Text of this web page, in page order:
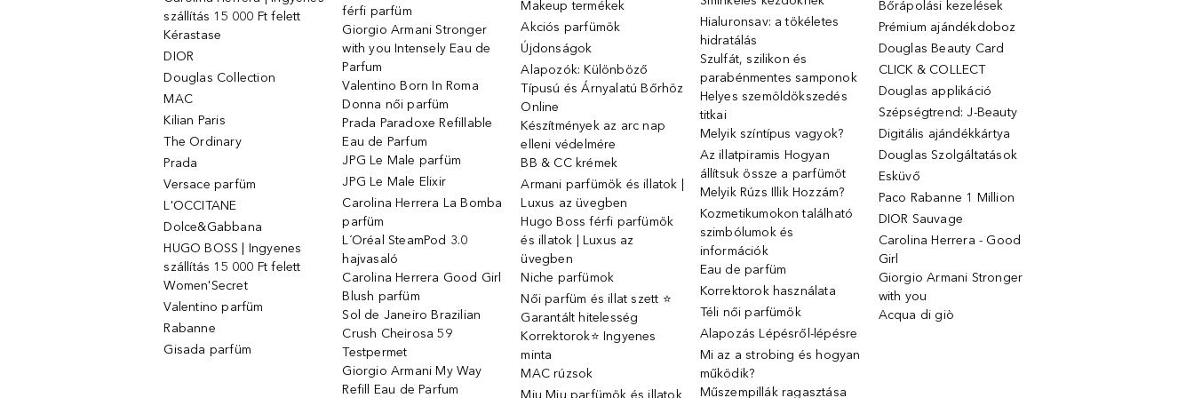
szállítás 15 000 Ft felett
Kérastase
DIOR
Douglas Collection
MAC
Kilian Paris
The Ordinary
Prada
Versace parfüm
L'OCCITANE
Dolce&Gabbana
HUGO BOSS | Ingyenes
szállítás 15 000 Ft felett
Women'Secret
Valentino parfüm
Rabanne
Gisada parfüm
férfi parfüm
Giorgio Armani Stronger
with you Intensely Eau de
Parfum
Valentino Born In Roma
Donna női parfüm
Prada Paradoxe Refillable
Eau de Parfum
JPG Le Male parfüm
JPG Le Male Elixir
Carolina Herrera La Bomba
parfüm
L´Oréal SteamPod 3.0
hajvasaló
Carolina Herrera Good Girl
Blush parfüm
Sol de Janeiro Brazilian
Crush Cheirosa 59
Testpermet
Giorgio Armani My Way
Refill Eau de Parfum
Makeup termékek
Akciós parfümök
Újdonságok
Alapozók: Különböző
Típusú és Árnyalatú Bőrhöz
Online
Készítmények az arc nap
elleni védelmére
BB & CC krémek
Armani parfümök és illatok |
Luxus az üvegben
Hugo Boss férfi parfümök
és illatok | Luxus az
üvegben
Niche parfümok
Női parfüm és illat szett ⭐
Garantált hitelesség
Korrektorok⭐ Ingyenes
minta
MAC rúzsok
Miu Miu parfümök és illatok
Hialuronsav: a tökéletes
hidratálás
Szulfát, szilikon és
parabénmentes samponok
Helyes szemöldökszedés
titkai
Melyik színtípus vagyok?
Az illatpiramis Hogyan
állítsuk össze a parfümöt
Melyik Rúzs Illik Hozzám?
Kozmetikumokon található
szimbólumok és
információk
Eau de parfüm
Korrektorok használata
Téli női parfümök
Alapozás Lépésről-lépésre
Mi az a strobing és hogyan
működik?
Műszempillák ragasztása
Bőrápolási kezelések
Prémium ajándékdoboz
Douglas Beauty Card
CLICK & COLLECT
Douglas applikáció
Szépségtrend: J-Beauty
Digitális ajándékkártya
Douglas Szolgáltatások
Esküvő
Paco Rabanne 1 Million
DIOR Sauvage
Carolina Herrera - Good
Girl
Giorgio Armani Stronger
with you
Acqua di giò